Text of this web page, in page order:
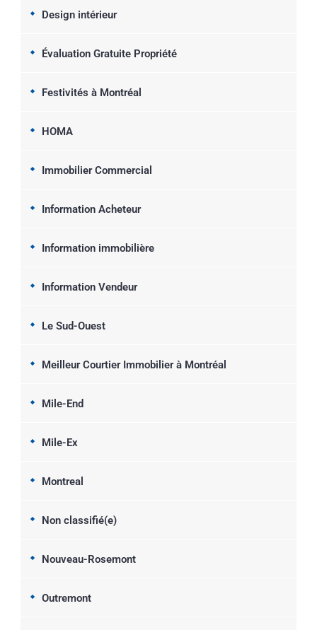
Design intérieur
Évaluation Gratuite Propriété
Festivités à Montréal
HOMA
Immobilier Commercial
Information Acheteur
Information immobilière
Information Vendeur
Le Sud-Ouest
Meilleur Courtier Immobilier à Montréal
Mile-End
Mile-Ex
Montreal
Non classifié(e)
Nouveau-Rosemont
Outremont